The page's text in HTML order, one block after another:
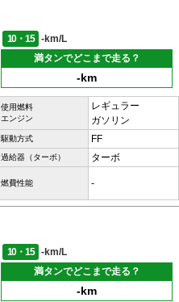
10・15
-km/L
満タンでどこまで走る？
-km
使用燃料
エンジン
レギュラー
ガソリン
駆動方式 FF
過給器（ターボ） ターボ
燃費性能 -
10・15
-km/L
満タンでどこまで走る？
-km